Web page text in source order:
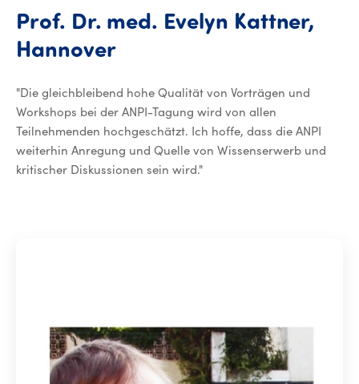
Prof. Dr. med. Evelyn Kattner,
HannoverProf. Dr. med. Evelyn
"Die gleichbleibend hohe Qualität von Vorträgen und
Workshops bei der ANPI-Tagung wird von allen
Teilnehmenden hochgeschätzt. Ich hoffe, dass die ANPI
weiterhin Anregung und Quelle von Wissenserwerb und
kritischer Diskussionen sein wird."